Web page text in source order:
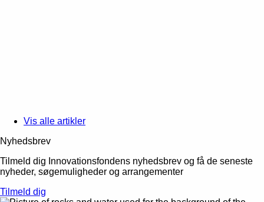
Vis alle artikler
Nyhedsbrev
Tilmeld dig Innovationsfondens nyhedsbrev og få de seneste
nyheder, søgemuligheder og arrangementer
Tilmeld dig